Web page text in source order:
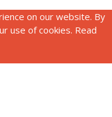
on our website. By
use of cookies. Read